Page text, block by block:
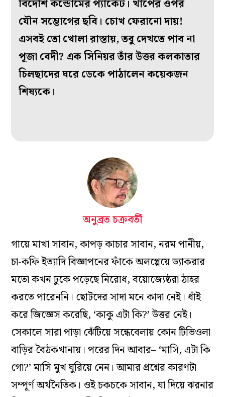
বিদেশি কন্ডোমের প্যাকেট। খাপের ওপর
যৌন সম্ভোগের ছবি। চোখ ফেরানো দায়!
এসবই তো খোলা রাস্তায়, তবু দেখতে পাব না
পূজা বেদী? এক সিনিয়র তাঁর উত্তর কলকাতার
চিলছাদের ঘরে ডেকে পাঠালেন কয়েকজন
শিষ্যকে।
অনুব্রত চক্রবর্তী
গায়ে মাখা সাবান, কাপড় কাচার সাবান, নরম পানীয়,
চা-কফি ইত্যাদি বিজ্ঞাপনের ফাঁকে অলপ্পেয়ে ড্যাকরার
মতো কখন ঢুকে পড়েছে নিরোধ, বয়োজ্যেষ্ঠরা ঠাহর
করতে পারেননি। ছোটদের সাদা মনে কাদা নেই। ধাঁই
করে জিজ্ঞেস করেছি, ‘কাকু এটা কি?’ উত্তর নেই।
সেকালে সারা পাড়া ঝেঁটিয়ে সন্ধেবেলায় কোন টিভিওলা
বাড়ির বৈঠকখানায়। পরের দিন আবার– ‘মাসি, এটা কি
গো?’ মাসি মুখ ঘুরিয়ে নেন। আমার প্রশ্নের কারণটা
সম্পূর্ণ অর্থনৈতিক। ওই চকচকে সাবান, যা দিয়ে ঝরনার